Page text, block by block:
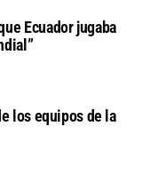
Ecuador jugaba
los equipos de la